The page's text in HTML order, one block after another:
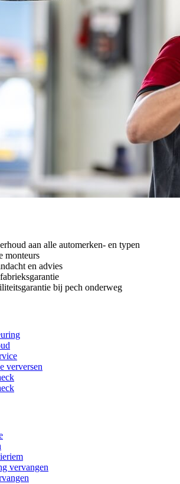
aan alle automerken- en typen
monteurs
en advies
bij pech onderweg
verversen
vervangen